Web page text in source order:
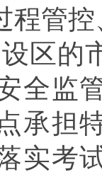
程管
设区的
全监
承担
实考